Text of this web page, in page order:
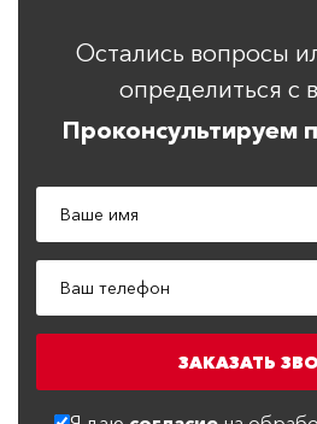
Остались вопросы
определиться с
Проконсультируем